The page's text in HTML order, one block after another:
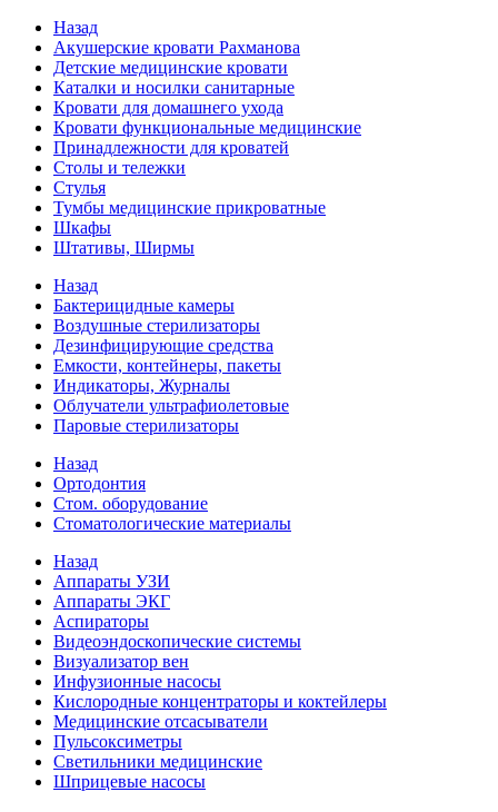
Назад
Акушерские кровати Рахманова
Детские медицинские кровати
Каталки и носилки санитарные
Кровати для домашнего ухода
Кровати функциональные медицинские
Принадлежности для кроватей
Столы и тележки
Стулья
Тумбы медицинские прикроватные
Шкафы
Штативы, Ширмы
Назад
Бактерицидные камеры
Воздушные стерилизаторы
Дезинфицирующие средства
Емкости, контейнеры, пакеты
Индикаторы, Журналы
Облучатели ультрафиолетовые
Паровые стерилизаторы
Назад
Ортодонтия
Стом. оборудование
Стоматологические материалы
Назад
Аппараты УЗИ
Аппараты ЭКГ
Аспираторы
Видеоэндоскопические системы
Визуализатор вен
Инфузионные насосы
Кислородные концентраторы и коктейлеры
Медицинские отсасыватели
Пульсоксиметры
Светильники медицинские
Шприцевые насосы